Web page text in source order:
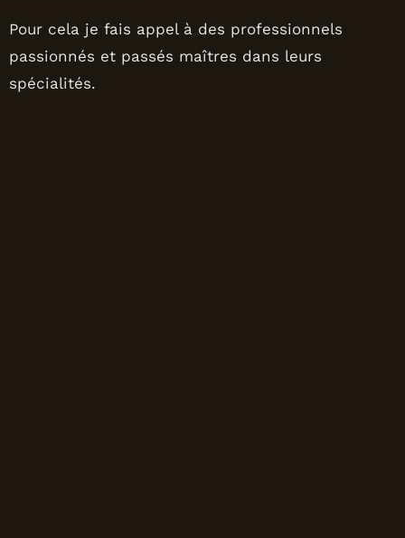
Pour cela je fais appel à des professionnels
passionnés et passés maîtres dans leurs
spécialités.